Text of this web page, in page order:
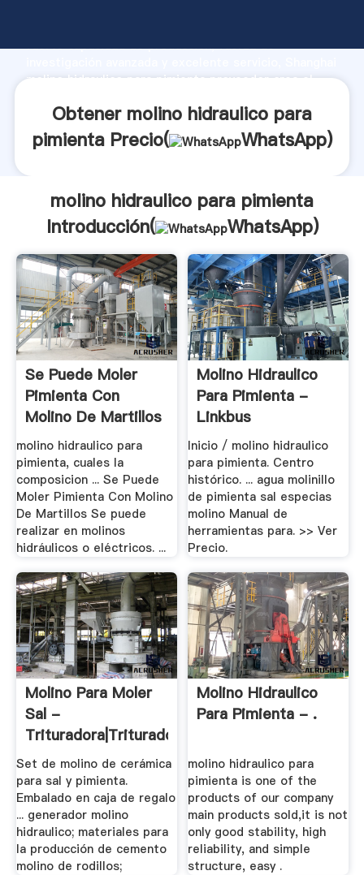
fuerte capacidad de producción, fuerza de
molino hidraulico para pimienta proveedor crea el
Obtener molino hidraulico para
pimienta Precio(
WhatsApp)
molino hidraulico para pimienta
Introducción(
WhatsApp)
Se Puede Moler
Pimienta Con
Molino De Martillos
molino hidraulico para
pimienta, cuales la
composicion ... Se Puede
Moler Pimienta Con Molino
De Martillos Se puede
realizar en molinos
hidráulicos o eléctricos. ...
Molino Hidraulico
Para Pimienta -
Linkbus
Inicio / molino hidraulico
para pimienta. Centro
histórico. ... agua molinillo
de pimienta sal especias
molino Manual de
herramientas para. >> Ver
Precio.
Molino Para Moler
Sal -
Trituradora|Trituradora
De ...
Set de molino de cerámica
para sal y pimienta.
Embalado en caja de regalo
... generador molino
hidraulico; materiales para
la producción de cemento
molino de rodillos;
Molino Hidraulico
Para Pimienta - .
molino hidraulico para
pimienta is one of the
products of our company
main products sold,it is not
only good stability, high
reliability, and simple
structure, easy .